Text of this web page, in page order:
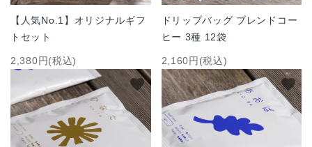
【人気No.1】オリジナルギフ
トセット
2,380円(税込)
ドリップバッグ ブレンドコー
ヒー 3種 12袋
2,160円(税込)
favorite favorite